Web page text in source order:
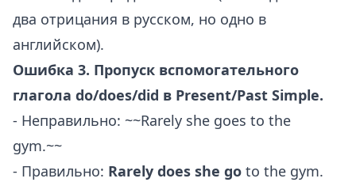
два отрицания в русском, но одно в
английском).
Ошибка 3. Пропуск вспомогательного
глагола do/does/did в Present/Past Simple.
- Неправильно: ~~Rarely she goes to the
gym.~~
- Правильно: Rarely does she go to the gym.